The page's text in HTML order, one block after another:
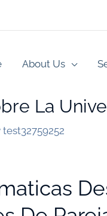
About Us
La
test32759252